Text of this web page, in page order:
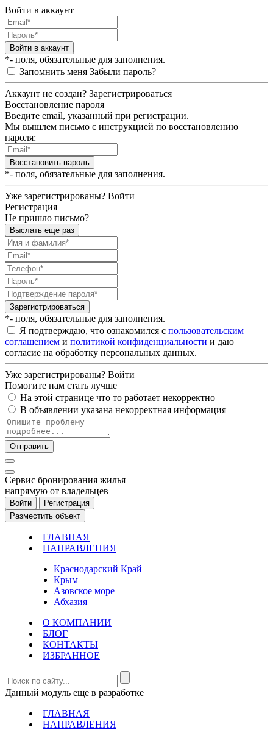
Войти в аккаунт
Войти в аккаунт
*- поля, обязательные для заполнения.
Запомнить меня Забыли пароль?
Аккаунт не создан? Зарегистрироваться
Восстановление пароля
Введите email, указанный при регистрации.
Мы вышлем письмо с инструкцией по восстановлению
пароля:
Восстановить пароль
*- поля, обязательные для заполнения.
Уже зарегистрированы? Войти
Регистрация
Не пришло письмо?
Выслать еще раз
Зарегистрироваться
*- поля, обязательные для заполнения.
Я подтверждаю, что ознакомился с пользовательским
соглашением и политикой конфиденциальности и даю
согласие на обработку персональных данных.
Уже зарегистрированы? Войти
Помогите нам стать лучше
На этой странице что то работает некорректно
В объявлении указана некорректная информация
Отправить
Cервис бронирования жилья
напрямую от владельцев
Войти
Регистрация
Разместить объект
ГЛАВНАЯ
НАПРАВЛЕНИЯ
Краснодарский Край
Крым
Азовское море
Абхазия
О КОМПАНИИ
БЛОГ
КОНТАКТЫ
ИЗБРАННОЕ
Данный модуль еще в разработке
ГЛАВНАЯ
НАПРАВЛЕНИЯ